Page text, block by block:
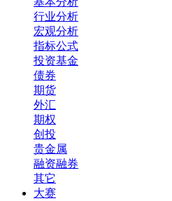
行业分析
宏观分析
指标公式
投资基金
债券
期货
外汇
期权
创投
贵金属
融资融券
其它
大赛